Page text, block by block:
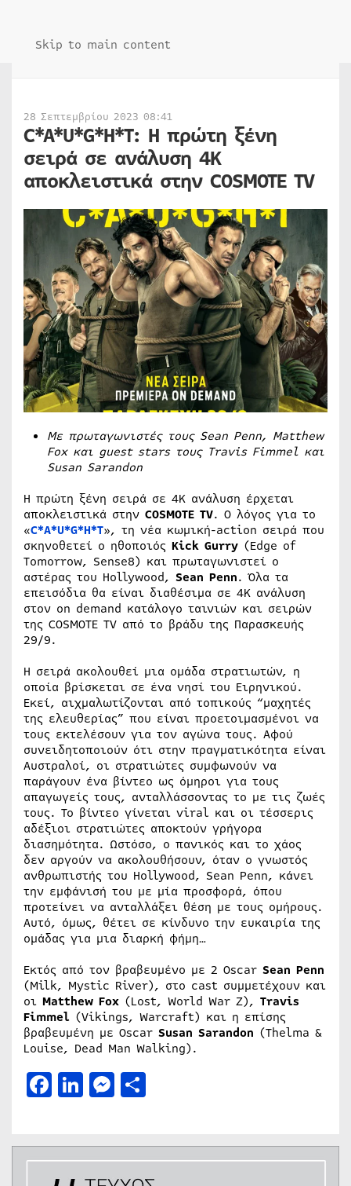
Skip to main content
28 Σεπτεμβρίου 2023 08:41
C*A*U*G*H*T: Η πρώτη ξένη
σειρά σε ανάλυση 4Κ
αποκλειστικά στην COSMOTE TV
Με πρωταγωνιστές τους Sean Penn, Matthew
Foxκαι guest stars τους Travis Fimmel και
Susan Sarandon
Η πρώτη ξένη σειρά σε 4Κ ανάλυση έρχεται
αποκλειστικά στην COSMOTE TV. Ο λόγος για το
«C*A*U*G*H*T», τη νέα κωμική-action σειρά που
σκηνοθετεί ο ηθοποιός Kick Gurry (Edge of
Tomorrow, Sense8) και πρωταγωνιστεί ο
αστέρας του Hollywood, Sean Penn. Όλα τα
επεισόδια θα είναι διαθέσιμα σε 4Κ ανάλυση
στον on demand κατάλογο ταινιών και σειρών
της COSMOTE TV από το βράδυ της Παρασκευής
29/9.
Η σειρά ακολουθεί μια ομάδα στρατιωτών, η
οποία βρίσκεται σε ένα νησί του Ειρηνικού.
Εκεί, αιχμαλωτίζονται από τοπικούς “μαχητές
της ελευθερίας” που είναι προετοιμασμένοι να
τους εκτελέσουν για τον αγώνα τους. Αφού
συνειδητοποιούν ότι στην πραγματικότητα είναι
Αυστραλοί, οι στρατιώτες συμφωνούν να
παράγουν ένα βίντεο ως όμηροι για τους
απαγωγείς τους, ανταλλάσσοντας το με τις ζωές
τους. Το βίντεο γίνεται viral και οι τέσσερις
αδέξιοι στρατιώτες αποκτούν γρήγορα
διασημότητα. Ωστόσο, ο πανικός και το χάος
δεν αργούν να ακολουθήσουν, όταν ο γνωστός
ανθρωπιστής του Hollywood, Sean Penn, κάνει
την εμφάνισή του με μία προσφορά, όπου
προτείνει να ανταλλάξει θέση με τους ομήρους.
Αυτό, όμως, θέτει σε κίνδυνο την ευκαιρία της
ομάδας για μια διαρκή φήμη…
Εκτός από τον βραβευμένο με 2 Oscar Sean Penn
(Milk, Mystic River), στο cast συμμετέχουν και
οι Matthew Fox (Lost, World War Z), Travis
Fimmel (Vikings, Warcraft) και η επίσης
βραβευμένη με Oscar Susan Sarandon (Thelma &
Louise, Dead Man Walking).
Facebook
LinkedIn
Messenger